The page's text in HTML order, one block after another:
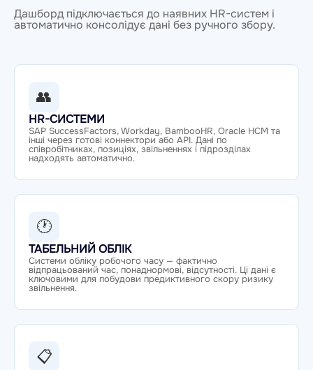
Дашборд підключається до наявних HR-систем і
автоматично консолідує дані без ручного збору.
👥
HR-СИСТЕМИ
SAP SuccessFactors, Workday, BambooHR, Oracle HCM та
інші через готові коннектори або API. Дані по
співробітниках, позиціях, звільненнях і підрозділах
надходять автоматично.
🕐
ТАБЕЛЬНИЙ ОБЛІК
Системи обліку робочого часу — фактично
відпрацьований час, понаднормові, відсутності. Ці дані є
ключовими для побудови предиктивного скору ризику
звільнення.
📋